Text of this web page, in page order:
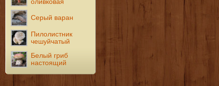
оливковая
Серый варан
Пилолистник
чешуйчатый
Белый гриб
настоящий